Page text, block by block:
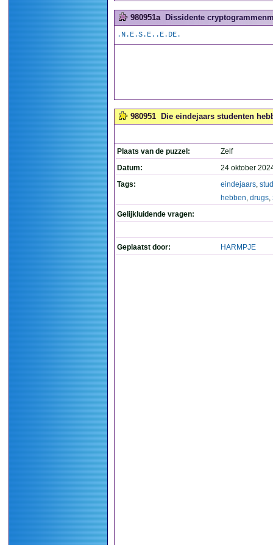
980951a Dissidente
.N.E.S.E..E.DE.
980951 Die eindejaars studenten
Plaats van de puzzel:
Zelf
Datum:
24 oktober
Tags:
eindejaars,
hebben, drugs,
Gelijkluidende vragen:
Geplaatst door: HARMPJE